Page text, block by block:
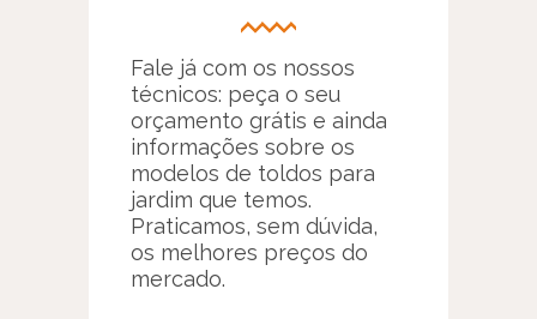
Fale já com os nossos
técnicos: peça o seu
orçamento grátis e ainda
informações sobre os
modelos de toldos para
jardim que temos.
Praticamos, sem dúvida,
os melhores preços do
mercado.